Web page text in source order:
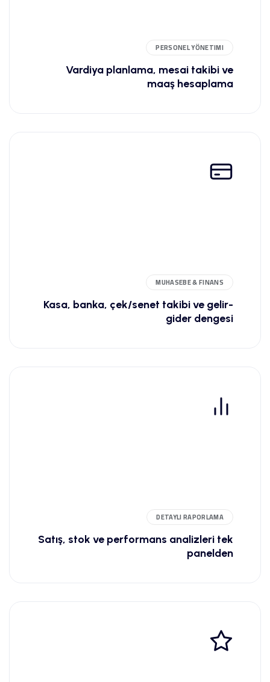
PERSONEL YÖNETIMI
Vardiya planlama, mesai takibi ve
maaş hesaplama
MUHASEBE & FINANS
Kasa, banka, çek/senet takibi ve gelir-
gider dengesi
DETAYLI RAPORLAMA
Satış, stok ve performans analizleri tek
panelden